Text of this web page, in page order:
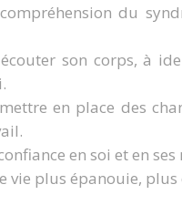
du
écouter son corps, à
en place des
en soi et en
vie plus épanouie,